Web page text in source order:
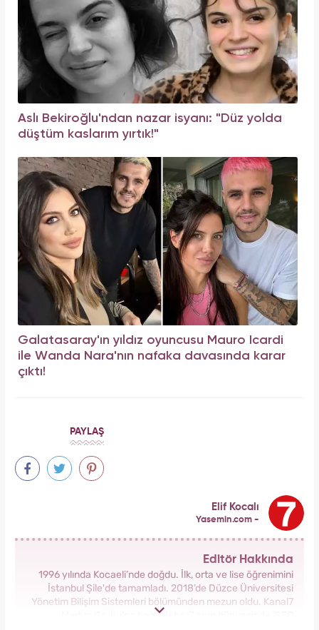
Aslı Bekiroğlu'ndan nazar isyanı: "Düz yolda
düştüm kaslarım yırtık!"
Galatasaray'ın yıldız oyuncusu Mauro Icardi
ile Wanda Nara'nın nafaka davasında karar
çıktı!
PAYLAŞ
Elif Kocalı
Yasemin.com -
Editör Hakkında
1996 yılında Kocaeli’nde doğdu. İlk, orta ve lise öğrenimini
İstanbul Şile'de tamamladı. 2018’de Düzce Üniversitesi
Yönetim Bilişim Sistemleri bölümünden mezun oldu. Kanal7
Medya Grubu’na bağlı Haber7.com bünyesinde ‘SEO